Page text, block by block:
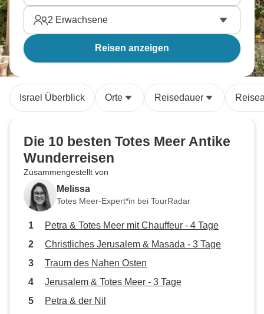
2 Erwachsene
Reisen anzeigen
Israel Überblick Orte Reisedauer
Die 10 besten Totes Meer Antike
Wunderreisen
Zusammengestellt von
Melissa
Totes Meer-Expert*in bei TourRadar
Petra & Totes Meer mit Chauffeur - 4 Tage
Christliches Jerusalem & Masada - 3 Tage
Traum des Nahen Osten
Jerusalem & Totes Meer - 3 Tage
Petra & der Nil